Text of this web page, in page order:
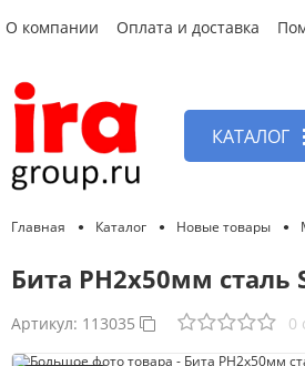
О компании Оплата и доставка
КАТАЛОГ
Главная Каталог Новые товары
Бита PH2х50мм сталь
Артикул: 113035 0